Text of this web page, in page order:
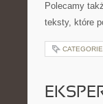
Polecamy
teksty, które